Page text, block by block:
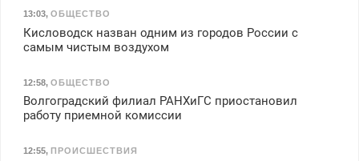
13:03, ОБЩЕСТВО
Кисловодск назван одним из городов России с
самым чистым воздухом
12:58, ОБЩЕСТВО
Волгоградский филиал РАНХиГС приостановил
работу приемной комиссии
12:55, ПРОИСШЕСТВИЯ